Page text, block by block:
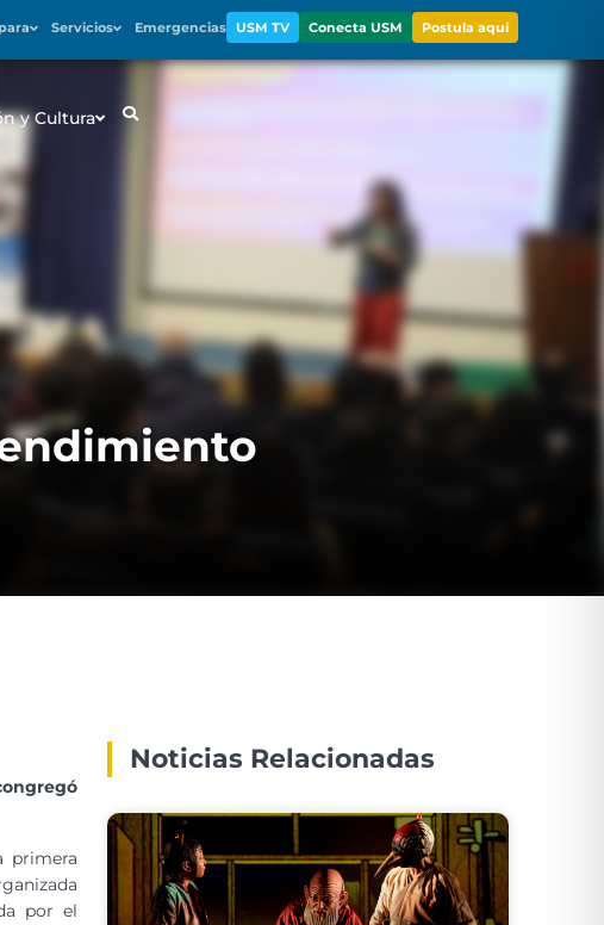
Servicios Emergencias USM TV Conecta USM Postula aquí
y Cultura
primera
por el
Noticias Relacionadas